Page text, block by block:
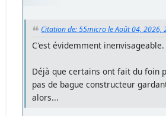
Citation de: 55micro le Août 04, 2026,
C'est évidemment inenvisageable.
Déjà que certains ont fait du foin
pas de bague constructeur
alors...